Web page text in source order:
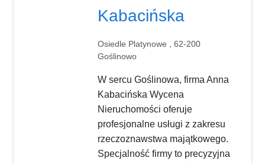
Kabacińska
Osiedle Platynowe , 62-200
Goślinowo
W sercu Goślinowa, firma Anna
Kabacińska Wycena
Nieruchomości oferuje
profesjonalne usługi z zakresu
rzeczoznawstwa majątkowego.
Specjalność firmy to precyzyjna